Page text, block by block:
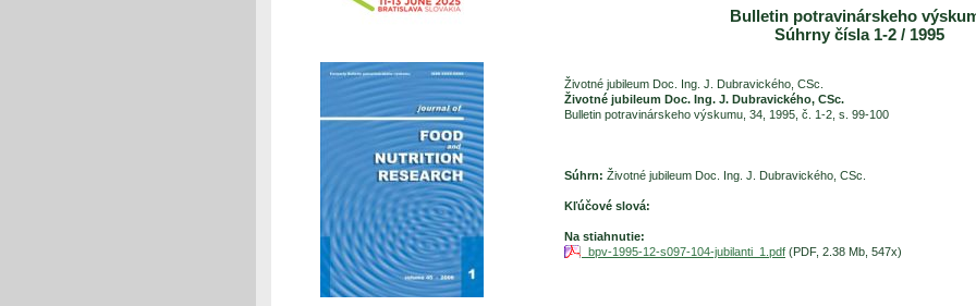
Bulletin potravinárskeho
Súhrny čísla 1-2 / 1995
Životné jubileum Doc. Ing. J. Dubravického, CSc.
Životné jubileum Doc. Ing. J. Dubravického, CSc.
Bulletin potravinárskeho výskumu, 34, 1995, č. 1-2, s. 99-100
Súhrn: Životné jubileum Doc. Ing. J. Dubravického, CSc.
Kľúčové slová:
Na stiahnutie:
bpv-1995-12-s097-104-jubilanti_1.pdf (PDF, 2.38 Mb, 547x)